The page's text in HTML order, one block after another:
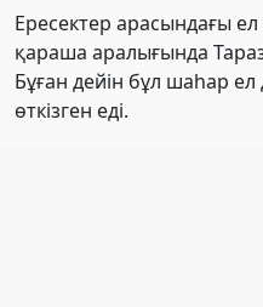
Ересектер арасындағы
қараша аралығында
Бұған дейін бұл шаһар
өткізген еді.